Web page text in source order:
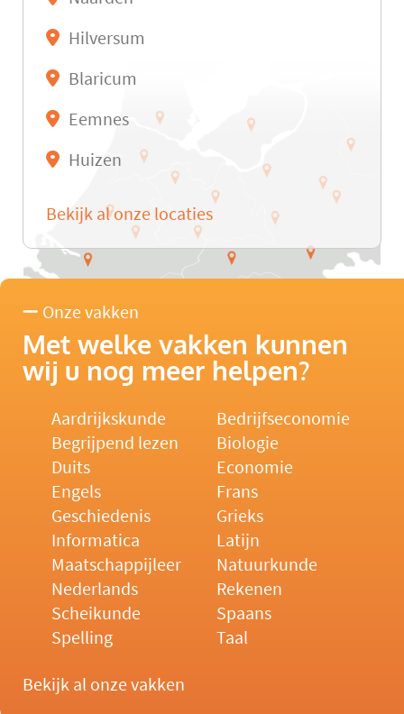
Hilversum
Blaricum
Eemnes
Huizen
Bekijk al onze locaties
Onze vakken
Met welke vakken kunnen
wij u nog meer helpen?
Aardrijkskunde
Bedrijfseconomie
Begrijpend lezen
Biologie
Duits
Economie
Engels
Frans
Geschiedenis
Grieks
Informatica
Latijn
Maatschappijleer
Natuurkunde
Nederlands
Rekenen
Scheikunde
Spaans
Spelling
Taal
Bekijk al onze vakken